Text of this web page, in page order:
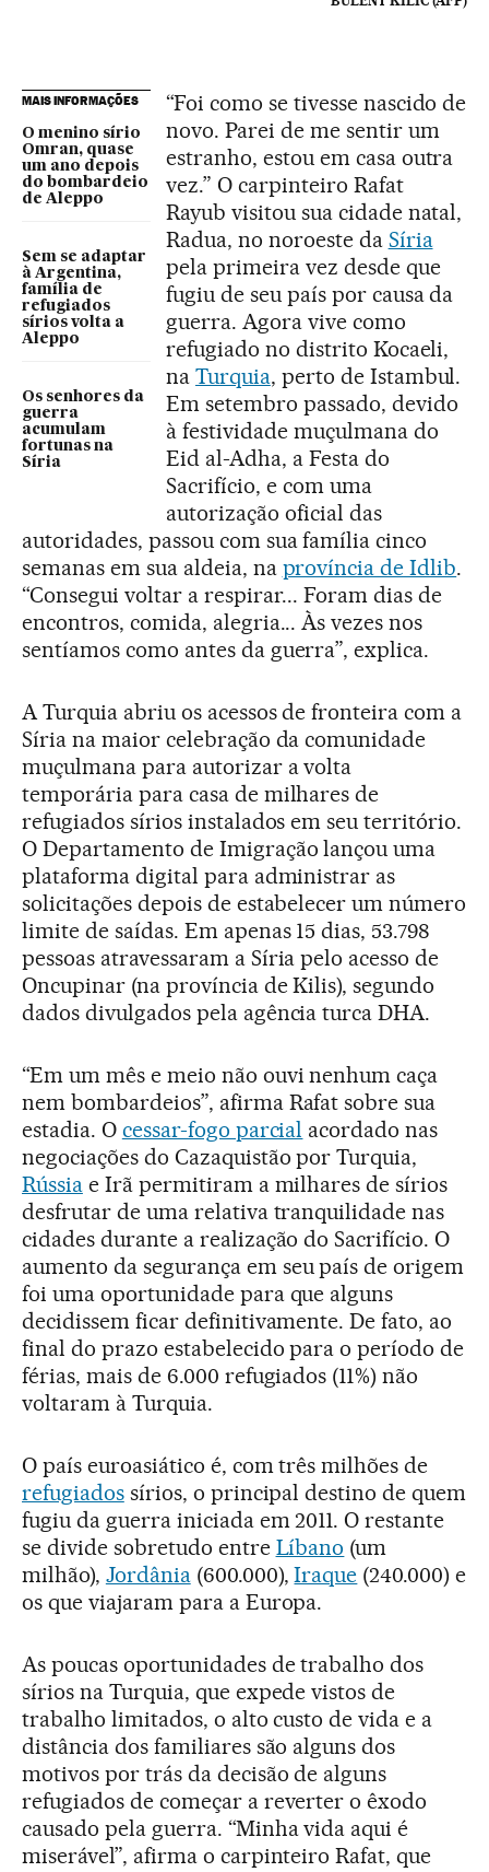
MAIS INFORMAÇÕES
O menino sírio
Omran, quase
um ano depois
do bombardeio
de Aleppo
Sem se adaptar
à Argentina,
família de
refugiados
sírios volta a
Aleppo
Os senhores da
guerra
acumulam
fortunas na
Síria
“Foi como se tivesse nascido de
novo. Parei de me sentir um
estranho, estou em casa outra
vez.” O carpinteiro Rafat
Rayub visitou sua cidade natal,
Radua, no noroeste da Síria
pela primeira vez desde que
fugiu de seu país por causa da
guerra. Agora vive como
refugiado no distrito Kocaeli,
na Turquia, perto de Istambul.
Em setembro passado, devido
à festividade muçulmana do
Eid al-Adha, a Festa do
Sacrifício, e com uma
autorização oficial das
autoridades, passou com sua família cinco
semanas em sua aldeia, na província de Idlib.
“Consegui voltar a respirar... Foram dias de
encontros, comida, alegria... Às vezes nos
sentíamos como antes da guerra”, explica.
A Turquia abriu os acessos de fronteira com a
Síria na maior celebração da comunidade
muçulmana para autorizar a volta
temporária para casa de milhares de
refugiados sírios instalados em seu território.
O Departamento de Imigração lançou uma
plataforma digital para administrar as
solicitações depois de estabelecer um número
limite de saídas. Em apenas 15 dias, 53.798
pessoas atravessaram a Síria pelo acesso de
Oncupinar (na província de Kilis), segundo
dados divulgados pela agência turca DHA.
“Em um mês e meio não ouvi nenhum caça
nem bombardeios”, afirma Rafat sobre sua
estadia. O cessar-fogo parcial acordado nas
negociações do Cazaquistão por Turquia,
Rússiae Irã permitiram a milhares de sírios
desfrutar de uma relativa tranquilidade nas
cidades durante a realização do Sacrifício. O
aumento da segurança em seu país de origem
foi uma oportunidade para que alguns
decidissem ficar definitivamente. De fato, ao
final do prazo estabelecido para o período de
férias, mais de 6.000 refugiados (11%) não
voltaram à Turquia.
O país euroasiático é, com três milhões de
refugiadossírios, o principal destino de quem
fugiu da guerra iniciada em 2011. O restante
se divide sobretudo entre Líbano (um
milhão), Jordânia(600.000),Iraque (240.000) e
os que viajaram para a Europa.
As poucas oportunidades de trabalho dos
sírios na Turquia, que expede vistos de
trabalho limitados, o alto custo de vida e a
distância dos familiares são alguns dos
motivos por trás da decisão de alguns
refugiados de começar a reverter o êxodo
causado pela guerra. “Minha vida aqui é
miserável”, afirma o carpinteiro Rafat, que